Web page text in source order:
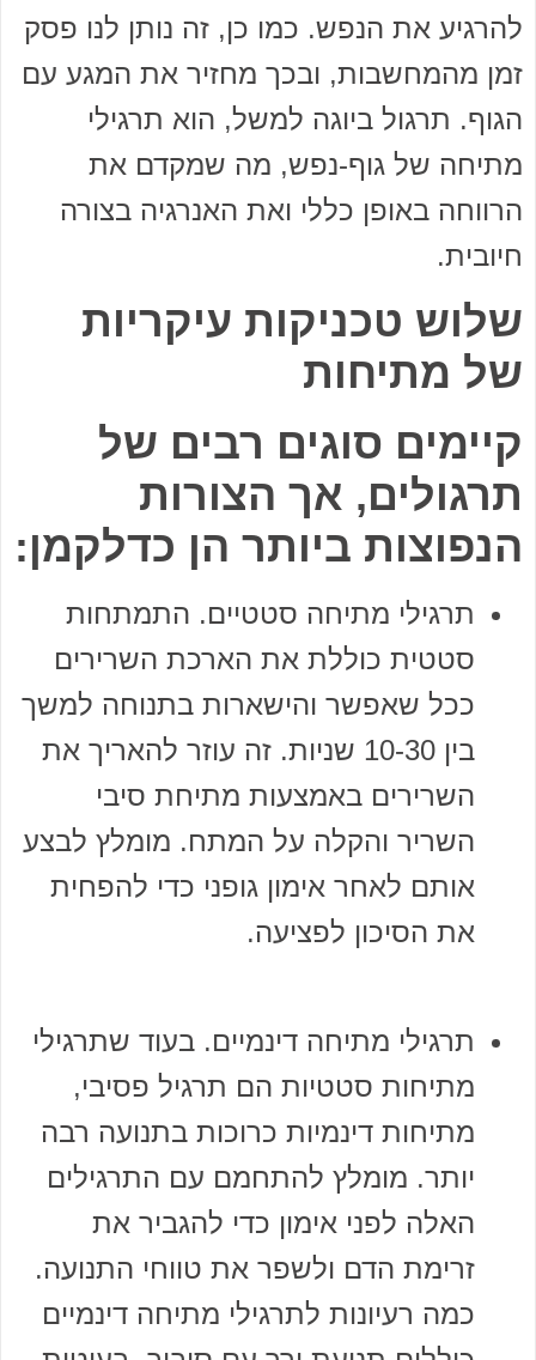
להרגיע את הנפש. כמו כן, זה נותן לנו פסק
זמן מהמחשבות, ובכך מחזיר את המגע עם
הגוף. תרגול ביוגה למשל, הוא תרגילי
מתיחה של גוף-נפש, מה שמקדם את
הרווחה באופן כללי ואת האנרגיה בצורה
חיובית.
שלוש טכניקות עיקריות
של מתיחות
קיימים סוגים רבים של
תרגולים, אך הצורות
הנפוצות ביותר הן כדלקמן:
תרגילי מתיחה סטטיים. התמתחות
סטטית כוללת את הארכת השרירים
ככל שאפשר והישארות בתנוחה למשך
בין 10-30 שניות. זה עוזר להאריך את
השרירים באמצעות מתיחת סיבי
השריר והקלה על המתח. מומלץ לבצע
אותם לאחר אימון גופני כדי להפחית
את הסיכון לפציעה.
תרגילי מתיחה דינמיים. בעוד שתרגילי
מתיחות סטטיות הם תרגיל פסיבי,
מתיחות דינמיות כרוכות בתנועה רבה
יותר. מומלץ להתחמם עם התרגילים
האלה לפני אימון כדי להגביר את
זרימת הדם ולשפר את טווחי התנועה.
כמה רעיונות לתרגילי מתיחה דינמיים